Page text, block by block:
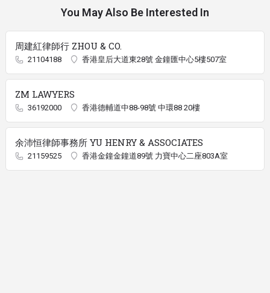
You May Also Be Interested In
周建紅律師行 ZHOU & CO.
21104188 香港皇后大道東28號 金鐘匯中心5樓507室
ZM LAWYERS
36192000 香港德輔道中88-98號 中環88 20樓
余沛恒律師事務所 YU HENRY & ASSOCIATES
21159525 香港金鐘金鐘道89號 力寶中心二座803A室